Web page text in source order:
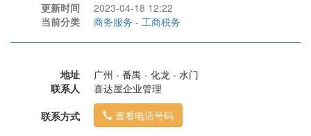
更新时间
2023-04-18 12:22
当前分类
商务服务 - 工商税务
地址
广州 - 番禺 - 化龙 - 水门
联系人
喜达屋企业管理
联系方式
查看电话号码